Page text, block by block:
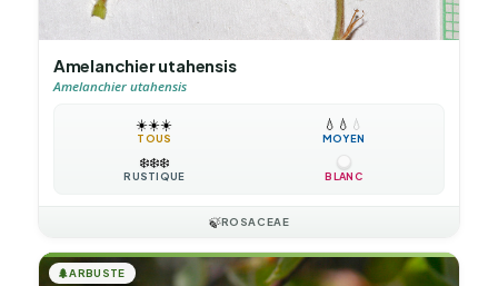
Amelanchier utahensis
Amelanchier utahensis
☀️☀️☀️
TOUS
💧 💧 💧
MOYEN
❄️❄️❄️
RUSTIQUE BLANC
🍃ROSACEAE
🌲ARBUSTE